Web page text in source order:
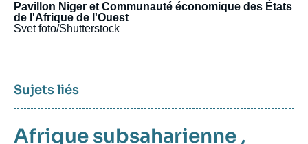
Pavillon Niger et Communauté économique des États
de l'Afrique de l'Ouest
Svet foto/Shutterstock
Sujets liés
Afrique subsaharienne ,